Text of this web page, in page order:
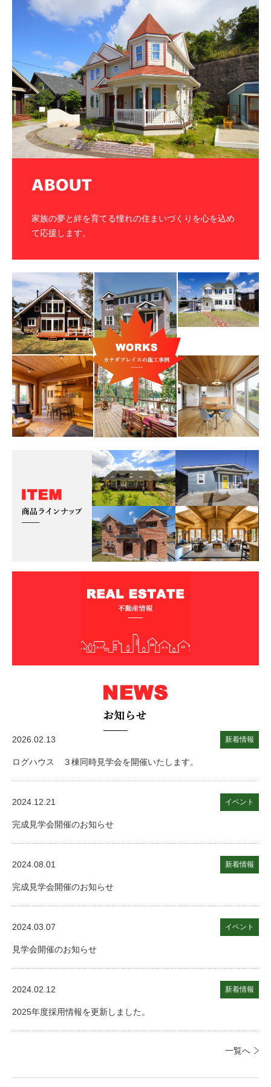
家族の夢と絆を育てる憧れの住まいづくりを心を込め
て応援します。
2026.02.13 新着情報
ログハウス ３棟同時見学会を開催いたします。
2024.12.21 イベント
完成見学会開催のお知らせ
2024.08.01 新着情報
完成見学会開催のお知らせ
2024.03.07 イベント
見学会開催のお知らせ
2024.02.12 新着情報
2025年度採用情報を更新しました。
一覧へ